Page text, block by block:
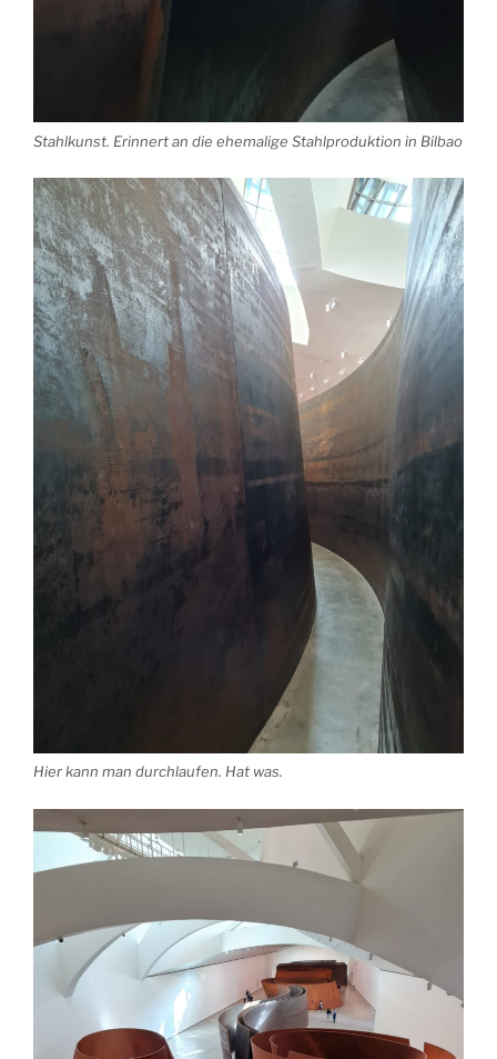
Stahlkunst. Erinnert an die ehemalige Stahlproduktion in Bilbao
Hier kann man durchlaufen. Hat was.